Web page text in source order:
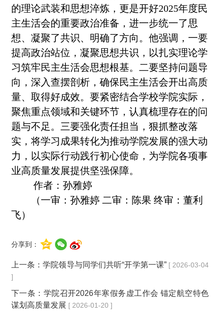
的理论武装和思想淬炼，更是开好2025年度民
主生活会的重要政治准备，进一步统一了思
想、凝聚了共识、明确了方向。他强调，一要
提高政治站位，凝聚思想共识，以扎实理论学
习筑牢民主生活会思想根基。二要坚持问题导
向，深入查摆剖析，确保民主生活会开出高质
量、取得好成效。要紧密结合学校学院实际，
聚焦重点领域和关键环节，认真梳理存在的问
题与不足。三要强化责任担当，狠抓整改落
实，将学习成果转化为推动学院发展的强大动
力，以实际行动践行初心使命，为学院各项事
业高质量发展提供坚强保障。
作者：孙雅婷
（一审：孙雅婷 二审：陈果 终审：董利
飞）
分享到：
上一条：学院领导与同学们共听“开学第一课” [ 2026-03-04
]
下一条： 学院召开2026年寒假务虚工作会 锚定航空特色
谋划高质量发展 [ 2026-01-20 ]